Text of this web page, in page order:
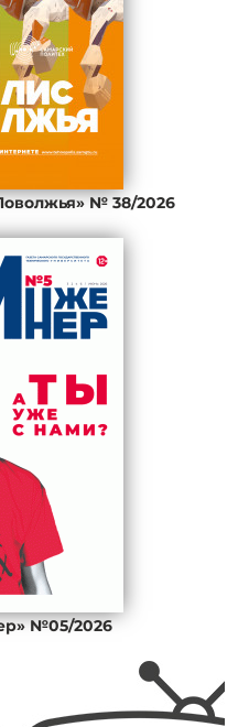
№ 38/2026
№05/2026